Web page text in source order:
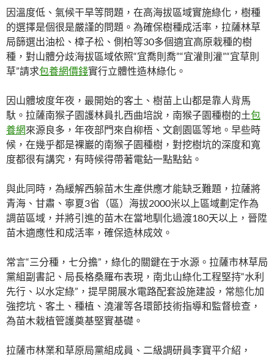
因溫度低、氣候干旱等問題，在高海拔區域實施綠化，樹種
的選擇是個很是嚴謹的問題。為確保樹種成活率，拉薩林草
局篩選出油松、樟子松、側柏等30多個適宜高原栽種的樹
種，對山體分歧海拔區域依照“宜喬則喬”“宜灌則灌”“宜草則
草”請求包養網價錢實行立體性造林綠化。
因山體坡度年夜，最開始的客土、樹苗上山都是靠人背馬
馱。拉薩南猴子園護林員扎西曲培說，南猴子園種樹的土包
養網來源良多，年夜部門來自柳梧、文創園區等地。早些時
候，在幾乎都是裸巖的南猴子園種樹，對挖樹坑的深度和寬
度都很有講究，有時候得帶著電鉆一點點鉆。
與此同時，為緩解西躲苗木生產供應才能缺乏難題，拉薩將
青海、甘肅、寧夏3省（區）海拔2000米以上區域劃定作為
調苗區域，并將引進的苗木在當地馴化過渡180天以上，晉陞
苗木適應性和成活率，確保造林成效。
常言“三分種，七分擔”，綠化的關鍵在于水源。拉薩市林草局
黨組副書記、局長格桑羅布表現，南北山綠化工程堅持“水利
先行、以水定綠”，提早開展水電路配套設施建設，常態化加
強挖坑、客土、種植、澆灌等各環節技術指導和監督檢查，
為苗木栽植管護奠基堅實基礎。
拉薩市林業和草原局黨組成員、二級調研員李寶平介紹，